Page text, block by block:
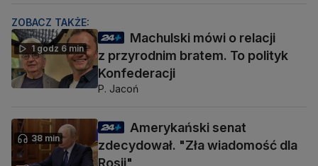
ZOBACZ TAKŻE:
1 godz 6 min
Machulski mówi o relacji
z przyrodnim bratem. To polityk
Konfederacji
P. Jacoń
38 min
Amerykański senat
zdecydował. "Zła wiadomość dla
Rosji"